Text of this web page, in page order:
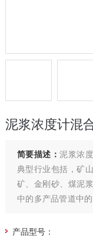
泥浆浓度计混
简要描述：泥浆浓
典型行业包括，矿
矿、金刚砂、煤泥
中的多产品管道中
产品型号：